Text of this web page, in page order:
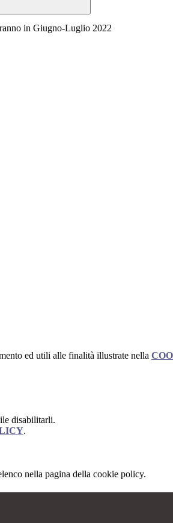
in Giugno-Luglio 2022
ed utili alle finalità illustrate nella
disabilitarli.
.
nella pagina della cookie policy.